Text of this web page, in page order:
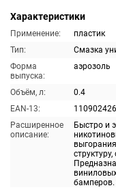
Характеристики
Применение:
пластик
Тип:
Смазка
Форма
выпуска:
аэрозоль
Объём, л:
0.4
EAN-13:
110902426
Расширенное
описание:
Быстро и